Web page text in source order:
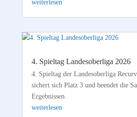
weiterlesen
4. Spieltag Landesoberliga 2026
4. Spieltag der Landesoberliga
sichert sich Platz 3 und beendet die
Ergebnissen.
weiterlesen